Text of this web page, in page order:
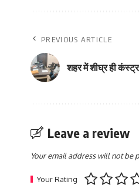
PREVIOUS ARTICLE
शहर में शीघ्र ही
Leave a review
Your email address will not be
Your Rating